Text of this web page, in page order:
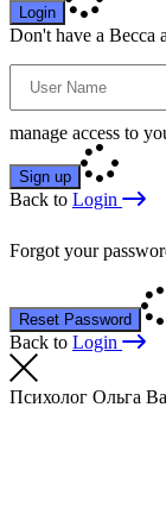
Login
Don't have a Becca
manage access to
Sign up
Back to Login
Forgot your
Reset Password
Back to Login
Психолог Ольга